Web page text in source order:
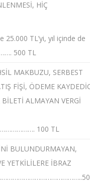
HİÇ
TL’yi, yıl içinde de
500 TL
MAKBUZU, SERBEST
FİŞİ, ÖDEME
ALMAYAN VERGİ
100 TL
BULUNDURMAYAN,
YETKİLİLERE İBRAZ